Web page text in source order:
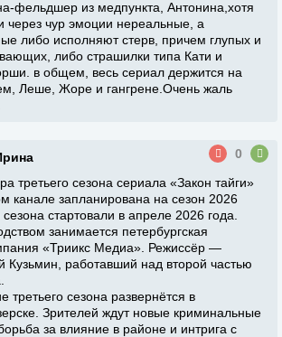
фельдшер из медпункта, Антонина,хотя
через чур эмоции нереальные, а
либо исполняют стерв, причем глупых и
либо страшилки типа Кати и
в общем, весь сериал держится на
Леше, Жоре и гангрене.Очень жаль
0
третьего сезона сериала «Закон тайги»
канале запланирована на сезон 2026
стартовали в апреле 2026 года.
занимается петербургская
«Триикс Медиа». Режиссёр —
Кузьмин, работавший над второй частью
третьего сезона развернётся в
Зрителей ждут новые криминальные
за влияние в районе и интрига с